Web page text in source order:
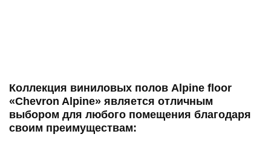
Коллекция виниловых полов Alpine floor
«Chevron Alpine» является отличным
выбором для любого помещения благодаря
своим преимуществам: